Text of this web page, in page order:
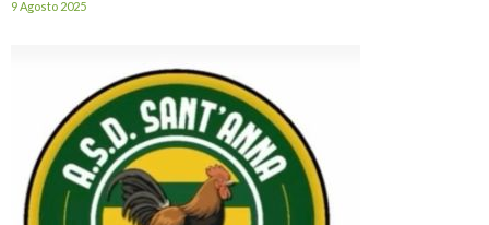
9 Agosto 2025